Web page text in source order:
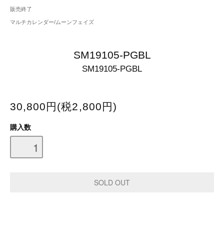
販売終了
マルチカレンダー/ムーンフェイズ
SM19105-PGBL
SM19105-PGBL
30,800円(税2,800円)
購入数